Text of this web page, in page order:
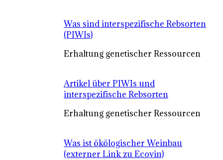
Was sind interspezifische Rebsorten
(PIWIs)
Erhaltung genetischer Ressourcen
Artikel über PIWIs und
interspezifische Rebsorten
Erhaltung genetischer Ressourcen
Was ist ökölogischer Weinbau
(externer Link zu Ecovin)